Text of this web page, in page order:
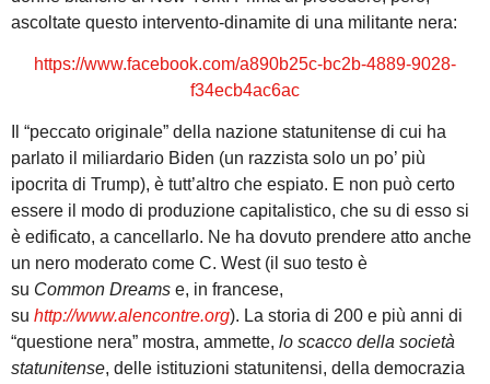
ascoltate questo intervento-dinamite di una militante nera:
https://www.facebook.com/a890b25c-bc2b-4889-9028-
f34ecb4ac6ac
Il “peccato originale” della nazione statunitense di cui ha
parlato il miliardario Biden (un razzista solo un po’ più
ipocrita di Trump), è tutt’altro che espiato. E non può certo
essere il modo di produzione capitalistico, che su di esso si
è edificato, a cancellarlo. Ne ha dovuto prendere atto anche
un nero moderato come C. West (il suo testo è
su Common Dreams e, in francese,
su http://www.alencontre.org). La storia di 200 e più anni di
“questione nera” mostra, ammette, lo scacco della società
statunitense, delle istituzioni statunitensi, della democrazia